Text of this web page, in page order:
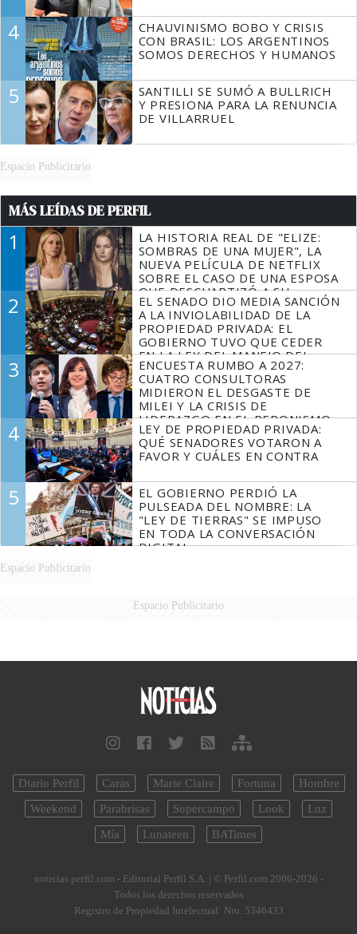
4
CHAUVINISMO BOBO Y CRISIS
CON BRASIL: LOS ARGENTINOS
SOMOS DERECHOS Y HUMANOS
5
SANTILLI SE SUMÓ A BULLRICH
Y PRESIONA PARA LA RENUNCIA
DE VILLARRUEL
Espacio Publicitario
MÁS LEÍDAS DE PERFIL
1
LA HISTORIA REAL DE "ELIZE:
SOMBRAS DE UNA MUJER", LA
NUEVA PELÍCULA DE NETFLIX
SOBRE EL CASO DE UNA ESPOSA
QUE DESCUARTIZÓ A SU
MARIDO
2
EL SENADO DIO MEDIA SANCIÓN
A LA INVIOLABILIDAD DE LA
PROPIEDAD PRIVADA: EL
GOBIERNO TUVO QUE CEDER
EN LA LEY DEL MANEJO DEL
FUEGO
3
ENCUESTA RUMBO A 2027:
CUATRO CONSULTORAS
MIDIERON EL DESGASTE DE
MILEI Y LA CRISIS DE
LIDERAZGO EN EL PERONISMO
4
LEY DE PROPIEDAD PRIVADA:
QUÉ SENADORES VOTARON A
FAVOR Y CUÁLES EN CONTRA
5
EL GOBIERNO PERDIÓ LA
PULSEADA DEL NOMBRE: LA
"LEY DE TIERRAS" SE IMPUSO
EN TODA LA CONVERSACIÓN
DIGITAL
Espacio Publicitario
Espacio Publicitario
Diario Perfil Caras Marie Claire Fortuna
Hombre
Weekend
Parabrisas Supercampo Look
Luz
Mía
Lunateen BATimes
noticias.perfil.com - Editorial Perfil S.A. | © Perfil.com 2006-2026 -
Todos los derechos reservados
Registro de Propiedad Intelectual: Nro. 5346433